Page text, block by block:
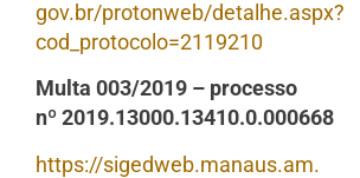
gov.br/protonweb/detalhe.aspx?
cod_protocolo=2119210
Multa 003/2019 – processo
nº 2019.13000.13410.0.000668
https://sigedweb.manaus.am.